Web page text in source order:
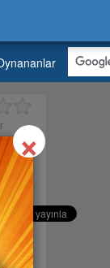
×Close